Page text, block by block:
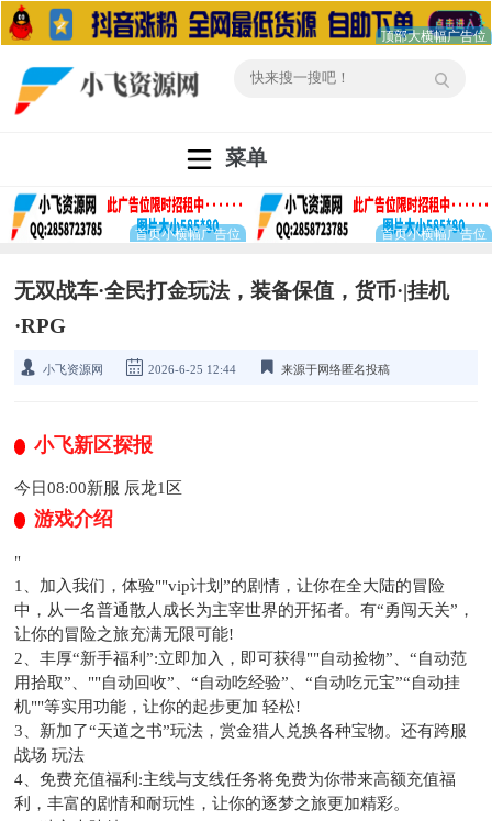
菜单
无双战车·全民打金玩法，装备保值，货币·|挂机
·RPG
小飞资源网 2026-6-25 12:44 来源于网络匿名投稿
小飞新区探报
今日08:00新服 辰龙1区
游戏介绍
"
1、加入我们，体验""vip计划”的剧情，让你在全大陆的冒险
中，从一名普通散人成长为主宰世界的开拓者。有“勇闯天关”，
让你的冒险之旅充满无限可能!
2、丰厚“新手福利”:立即加入，即可获得""自动捡物”、“自动范
用拾取”、""自动回收”、“自动吃经验”、“自动吃元宝”“自动挂
机""等实用功能，让你的起步更加 轻松!
3、新加了“天道之书”玩法，赏金猎人兑换各种宝物。还有跨服
战场 玩法
4、免费充值福利:主线与支线任务将免费为你带来高额充值福
利，丰富的剧情和耐玩性，让你的逐梦之旅更加精彩。